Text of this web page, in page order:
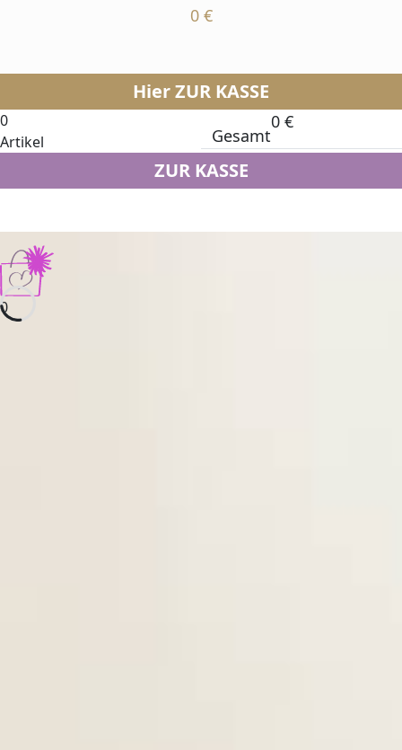
0 €
Hier ZUR KASSE
0
Artikel
Gesamt
0 €
ZUR KASSE
0